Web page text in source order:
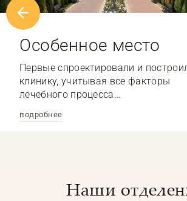
Особенное место
Первые спроектировали и
клинику, учитывая все факторы
лечебного процесса…
подробнее
Наши